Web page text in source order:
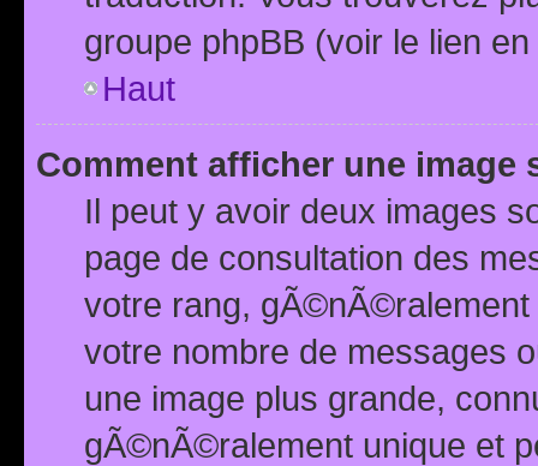
groupe phpBB (voir le lien
Haut
Comment afficher une image
Il peut y avoir deux images
page de consultation des
votre rang,
votre nombre de messages
une image plus grande,
gÃ©nÃ©ralement unique et